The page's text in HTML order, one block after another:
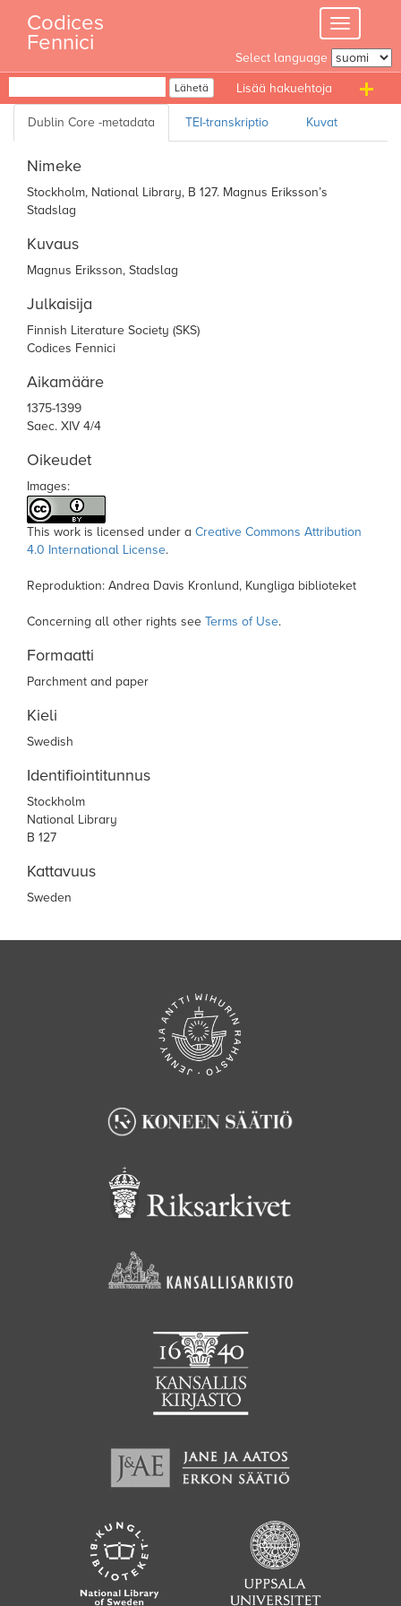
content
Toggle
navigation
Codices
Fennici
Select language
Lähetä
Nimeke
Stockholm, National Library, B 127. Magnus Eriksson’s
Stadslag
Kuvaus
Magnus Eriksson, Stadslag
Julkaisija
Finnish Literature Society (SKS)
Codices Fennici
Aikamääre
1375-1399
Saec. XIV 4/4
Oikeudet
Images:
This work is licensed under a Creative Commons Attribution
4.0 International License.
Reproduktion: Andrea Davis Kronlund, Kungliga biblioteket
Concerning all other rights see Terms of Use.
Formaatti
Parchment and paper
Kieli
Swedish
Identifiointitunnus
Stockholm
National Library
B 127
Kattavuus
Sweden